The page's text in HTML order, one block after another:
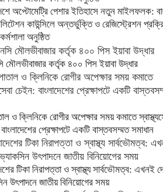
অপ্টোমেট্রি পেশার ইতিহাসে নতুন মাইলফলক:
কাউন্সিলে অন্তর্ভুক্তি ও রেজিস্ট্রেশন
অনুষ্ঠিত
মৌলভীবাজার কর্তৃক ৪০০ পিস ইয়াবা উদ্ধার
ও ক্লিনিকে রোগীর অপেক্ষার সময় কমাতে
প্রেক্ষাপটে একটি বাস্তবসম্মত সমাধান
টিকা নিরাপত্তা ও স্বাস্থ্য সার্বভৌমত্ব: এখনই
উৎপাদনে জাতীয় বিনিয়োগের সময়